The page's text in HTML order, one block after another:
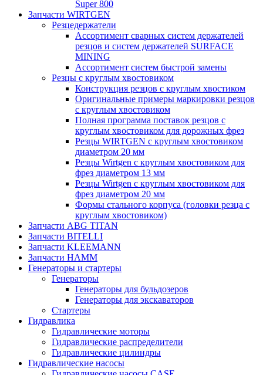
Super 800
Запчасти WIRTGEN
Резцедержатели
Ассортимент сварных систем держателей
резцов и систем держателей SURFACE
MINING
Ассортимент систем быстрой замены
Резцы с круглым хвостовиком
Конструкция резцов с круглым хвостиком
Оригинальные примеры маркировки резцов
с круглым хвостовиком
Полная программа поставок резцов с
круглым хвостовиком для дорожных фрез
Резцы WIRTGEN с круглым хвостовиком
диаметром 20 мм
Резцы Wirtgen с круглым хвостовиком для
фрез диаметром 13 мм
Резцы Wirtgen с круглым хвостовиком для
фрез диаметром 20 мм
Формы стального корпуса (головки резца с
круглым хвостовиком)
Запчасти ABG TITAN
Запчасти BITELLI
Запчасти KLEEMANN
Запчасти HAMM
Генераторы и стартеры
Генераторы
Генераторы для бульдозеров
Генераторы для экскаваторов
Стартеры
Гидравлика
Гидравлические моторы
Гидравлические распределители
Гидравлические цилиндры
Гидравлические насосы